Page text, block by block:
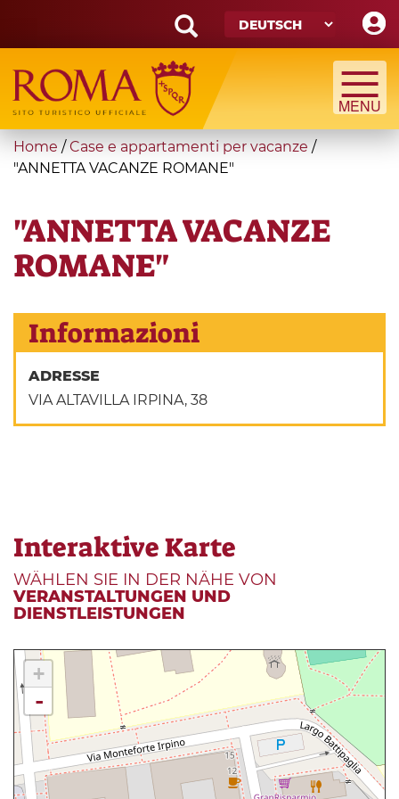
main
content
Search
form
Suche
You
are
Home / Case e appartamenti per vacanze /
"ANNETTA VACANZE ROMANE"
"ANNETTA VACANZE
ROMANE"
Informazioni
ADRESSE
VIA ALTAVILLA IRPINA, 38
Interaktive Karte
WÄHLEN SIE IN DER NÄHE VON
VERANSTALTUNGEN UND
DIENSTLEISTUNGEN
+
-